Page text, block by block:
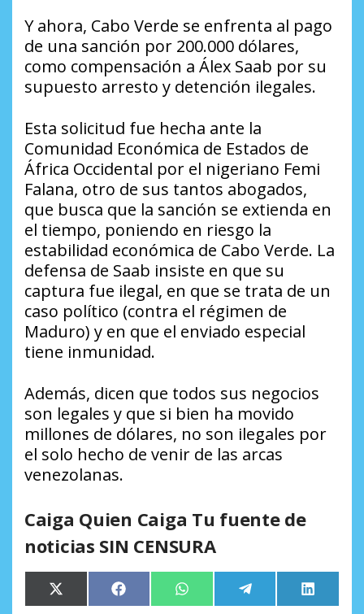
Y ahora, Cabo Verde se enfrenta al pago
de una sanción por 200.000 dólares,
como compensación a Álex Saab por su
supuesto arresto y detención ilegales.
Esta solicitud fue hecha ante la
Comunidad Económica de Estados de
África Occidental por el nigeriano Femi
Falana, otro de sus tantos abogados,
que busca que la sanción se extienda en
el tiempo, poniendo en riesgo la
estabilidad económica de Cabo Verde. La
defensa de Saab insiste en que su
captura fue ilegal, en que se trata de un
caso político (contra el régimen de
Maduro) y en que el enviado especial
tiene inmunidad.
Además, dicen que todos sus negocios
son legales y que si bien ha movido
millones de dólares, no son ilegales por
el solo hecho de venir de las arcas
venezolanas.
Caiga Quien Caiga Tu fuente de
noticias SIN CENSURA
Compartir
en
X
(Twitter)
Compartir
en
Facebook Compartir
en
WhatsApp Compartir
en
Telegram
en
LinkedIn